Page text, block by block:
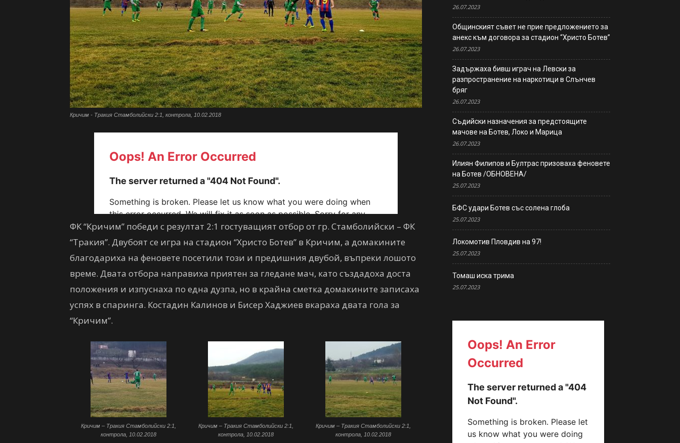
Кричим - Тракия Стамболийски 2:1, контрола, 10.02.2018
ФК “Кричим” победи с резултат 2:1 гостуващият отбор от гр. Стамболийски – ФК
“Тракия”. Двубоят се игра на стадион “Христо Ботев” в Кричим, а домакините
благодариха на феновете посетили този и предишния двубой, въпреки лошото
време. Двата отбора направиха приятен за гледане мач, като създадоха доста
положения и изпуснаха по една дузпа, но в крайна сметка домакините записаха
успях в спаринга. Костадин Калинов и Бисер Хаджиев вкараха двата гола за
“Кричим”.
Кричим – Тракия Стамболийски 2:1,
контрола, 10.02.2018
Кричим – Тракия Стамболийски 2:1,
контрола, 10.02.2018
Кричим – Тракия Стамболийски 2:1,
контрола, 10.02.2018
26.07.2023
Общинският съвет не прие предложението за
анекс към договора за стадион “Христо Ботев”
26.07.2023
Задържаха бивш играч на Левски за
разпространение на наркотици в Слънчев
бряг
26.07.2023
Съдийски назначения за предстоящите
мачове на Ботев, Локо и Марица
26.07.2023
Илиян Филипов и Бултрас призоваха феновете
на Ботев /ОБНОВЕНА/
25.07.2023
БФС удари Ботев със солена глоба
25.07.2023
Локомотив Пловдив на 97!
25.07.2023
Томаш иска трима
25.07.2023